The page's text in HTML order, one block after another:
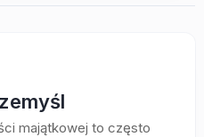
majątkowej to często